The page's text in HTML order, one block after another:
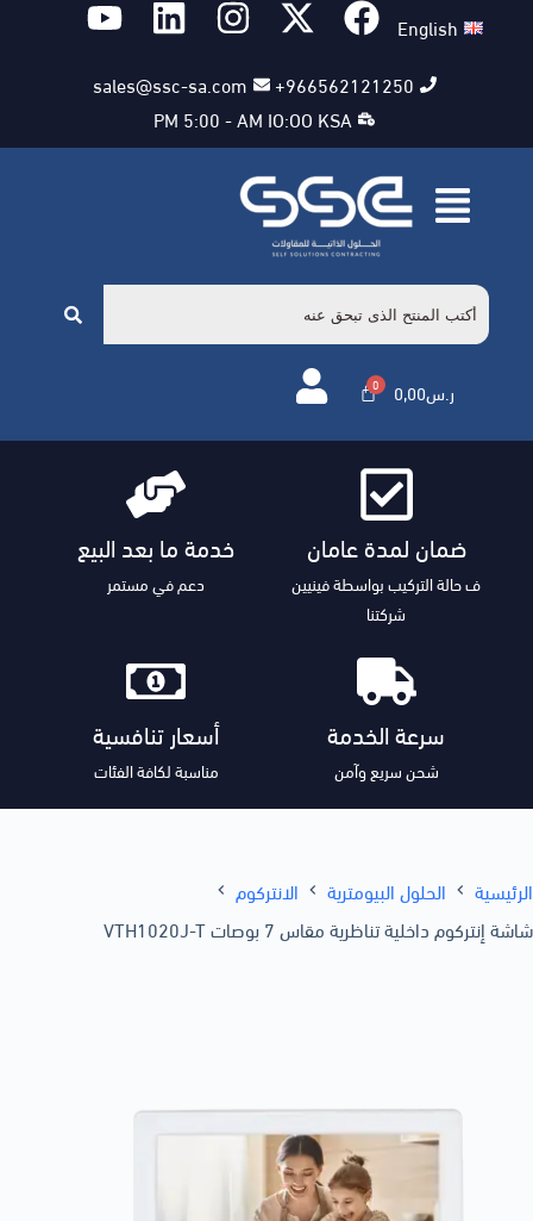
English
966562121250+
sales@ssc-sa.com
PM 5:00 - AM IO:OO KSA
0,00ر.س
ضمان لمدة عامان
ف حالة التركيب بواسطة فينيين
شركتنا
خدمة ما بعد البيع
دعم في مستمر
سرعة الخدمة
شحن سريع وآمن
أسعار تنافسية
مناسبة لكافة الفئات
الرئيسية الحلول البيومترية
الانتركوم
شاشة إنتركوم داخلية تناظرية مقاس 7 بوصات VTH1020J-T